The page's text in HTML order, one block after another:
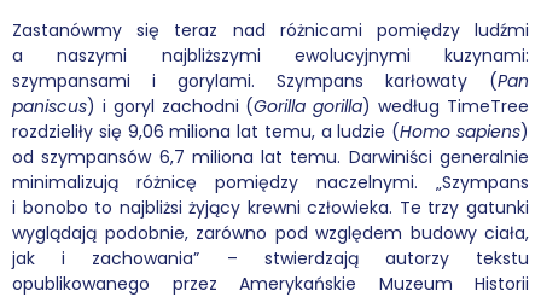
Zastanówmy się teraz nad różnicami pomiędzy ludźmi
a naszymi najbliższymi ewolucyjnymi kuzynami:
szympansami i gorylami. Szympans karłowaty (Pan
paniscus) i goryl zachodni (Gorilla gorilla) według TimeTree
rozdzieliły się 9,06 miliona lat temu, a ludzie (Homo sapiens)
od szympansów 6,7 miliona lat temu. Darwiniści generalnie
minimalizują różnicę pomiędzy naczelnymi. „Szympans
i bonobo to najbliżsi żyjący krewni człowieka. Te trzy gatunki
wyglądają podobnie, zarówno pod względem budowy ciała,
jak i zachowania” – stwierdzają autorzy tekstu
opublikowanego przez Amerykańskie Muzeum Historii